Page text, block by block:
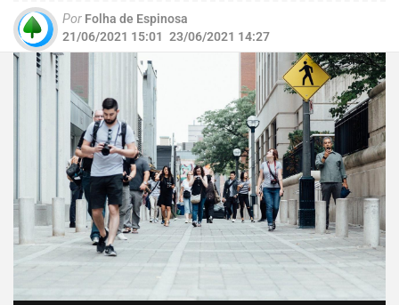
Por Folha de Espinosa
21/06/2021 15:01 23/06/2021 14:27